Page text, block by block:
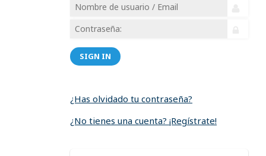
SIGN IN
¿Has olvidado tu contraseña?
¿No tienes una cuenta? ¡Regístrate!